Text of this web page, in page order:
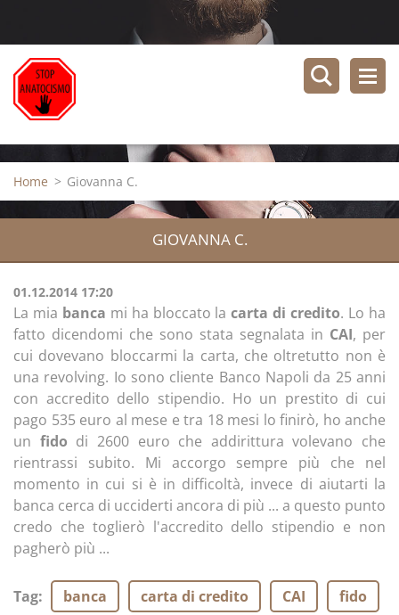
Home > Giovanna C.
GIOVANNA C.
01.12.2014 17:20
La mia banca mi ha bloccato lacarta di credito. Lo ha
fatto dicendomi che sono stata segnalata in CAI, per
cui dovevano bloccarmi la carta, che oltretutto non è
una revolving. Io sono cliente Banco Napoli da 25 anni
con accredito dello stipendio. Ho un prestito di cui
pago 535 euro al mese e tra 18 mesi lo finirò, ho anche
un fido di 2600 euro che addirittura volevano che
rientrassi subito. Mi accorgo sempre più che nel
momento in cui si è in difficoltà, invece di aiutarti la
banca cerca di ucciderti ancora di più ... a questo punto
credo che toglierò l'accredito dello stipendio e non
pagherò più ...
Tag: banca carta di credito CAI fido